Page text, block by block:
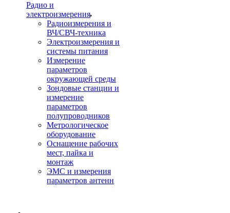
Радио и
электроизмерения
Радиоизмерения и
ВЧ/СВЧ-техника
Электроизмерения и
системы питания
Измерение
параметров
окружающей среды
Зондовые станции и
измерение
параметров
полупроводников
Метрологическое
оборудование
Оснащение рабочих
мест, пайка и
монтаж
ЭМС и измерения
параметров антенн